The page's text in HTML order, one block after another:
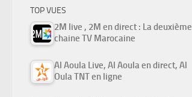
TOP VUES
2M live , 2M en direct : La deuxième
chaine TV Marocaine
Al Aoula Live, Al Aoula en direct, Al
Oula TNT en ligne